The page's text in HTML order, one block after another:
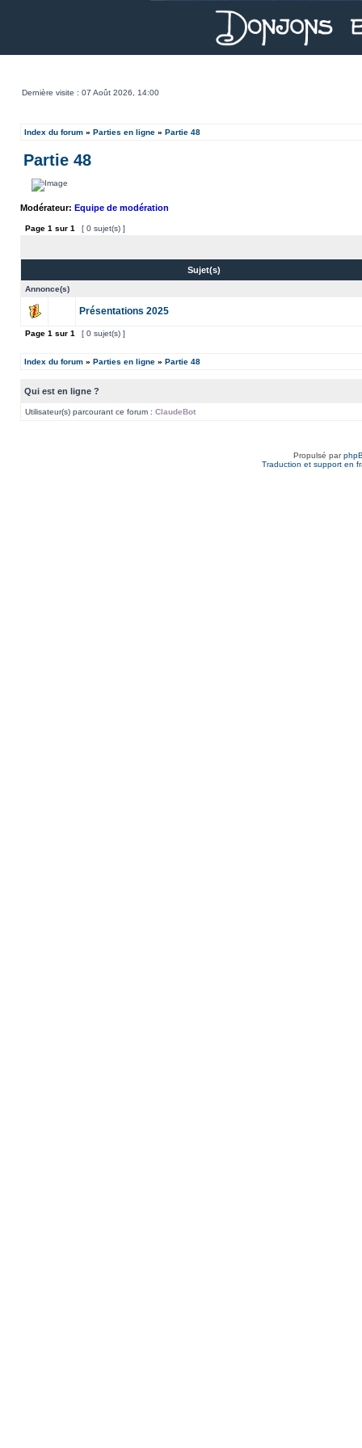
Dernière visite : 07 Août 2026, 14:00
Index du forum » Parties en ligne » Partie 48
Partie 48
Modérateur: Equipe de modération
Page 1 sur 1 [ 0 sujet(s) ]
Sujet(s)
Annonce(s)
Présentations 2025
Page 1 sur 1 [ 0 sujet(s) ]
Index du forum » Parties en ligne » Partie 48
Qui est en ligne ?
Utilisateur(s) parcourant ce forum : ClaudeBot
Propulsé par
Traduction et support en